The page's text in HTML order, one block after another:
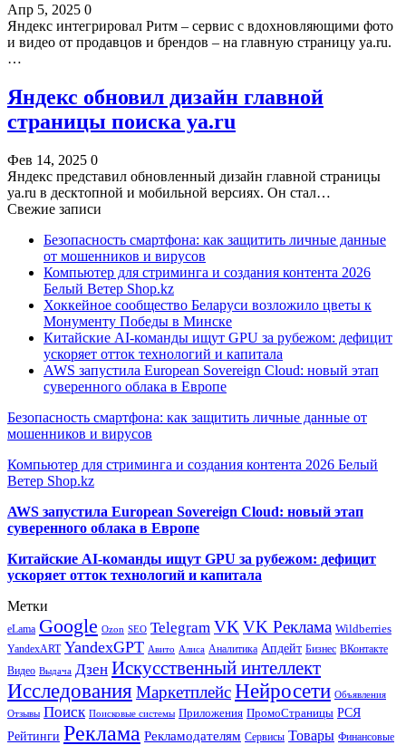
Апр 5, 2025 0
Яндекс интегрировал Ритм – сервис с вдохновляющими фото
и видео от продавцов и брендов – на главную страницу ya.ru.
…
Яндекс обновил дизайн главной
страницы поиска ya.ru
Фев 14, 2025 0
Яндекс представил обновленный дизайн главной страницы
ya.ru в десктопной и мобильной версиях. Он стал…
Свежие записи
Безопасность смартфона: как защитить личные данные
от мошенников и вирусов
Компьютер для стриминга и создания контента 2026
Белый Ветер Shop.kz
Хоккейное сообщество Беларуси возложило цветы к
Монументу Победы в Минске
Китайские AI-команды ищут GPU за рубежом: дефицит
ускоряет отток технологий и капитала
AWS запустила European Sovereign Cloud: новый этап
суверенного облака в Европе
Безопасность смартфона: как защитить личные данные от
мошенников и вирусов
Компьютер для стриминга и создания контента 2026 Белый
Ветер Shop.kz
AWS запустила European Sovereign Cloud: новый этап
суверенного облака в Европе
Китайские AI-команды ищут GPU за рубежом: дефицит
ускоряет отток технологий и капитала
Метки
eLama Google Ozon SEO Telegram VK VK Реклама Wildberries
YandexART YandexGPT Авито Алиса Аналитика Апдейт Бизнес ВКонтакте
Видео Выдача Дзен Искусственный интеллект
Исследования МаркетплейсНейросети Объявления
Отзывы Поиск Поисковые системы Приложения ПромоСтраницы РСЯ
Рейтинги Реклама Рекламодателям Сервисы Товары Финансовые